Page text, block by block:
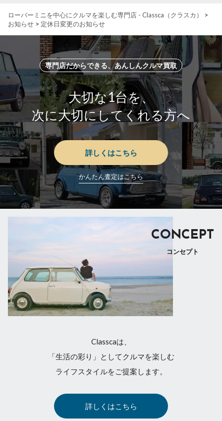
ローバーミニを中心にクルマを楽しむ専門店 - Classca（クラスカ）
>
お知らせ > 定休日変更のお知らせ
専門店だからできる、あんしんクルマ買取
大切な1台を、
次に大切にしてくれる方へ
詳しくはこちら
かんたん査定はこちら
CONCEPT
コンセプト
Classcaは、
「生活の彩り」としてクルマを楽しむ
ライフスタイルをご提案します。
詳しくはこちら